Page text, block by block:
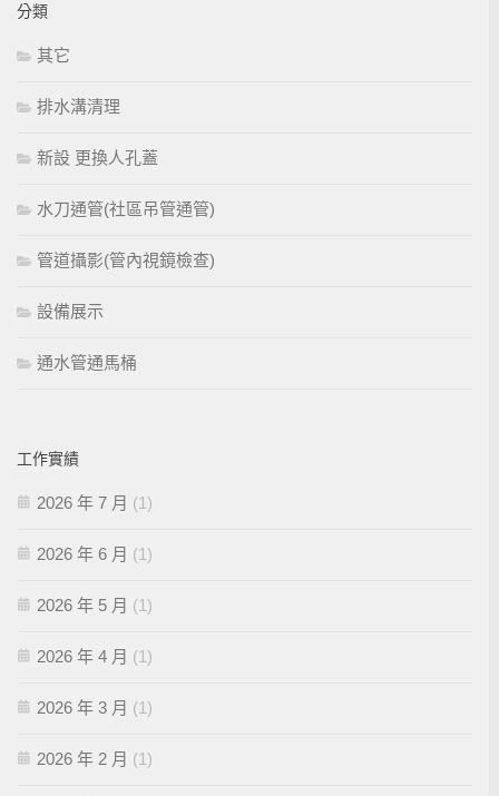
分類
其它
排水溝清理
新設 更換人孔蓋
水刀通管(社區吊管通管)
管道攝影(管內視鏡檢查)
設備展示
通水管通馬桶
工作實績
2026 年 7 月 (1)
2026 年 6 月 (1)
2026 年 5 月 (1)
2026 年 4 月 (1)
2026 年 3 月 (1)
2026 年 2 月 (1)